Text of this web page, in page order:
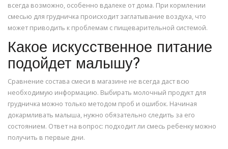
всегда возможно, особенно вдалеке от дома. При кормлении
смесью для грудничка происходит заглатывание воздуха, что
может приводить к проблемам с пищеварительной системой.
Какое искусственное питание
подойдет малышу?
Сравнение состава смеси в магазине не всегда даст всю
необходимую информацию. Выбирать молочный продукт для
грудничка можно только методом проб и ошибок. Начиная
докармливать малыша, нужно обязательно следить за его
состоянием. Ответ на вопрос: подходит ли смесь ребенку можно
получить в первые дни.